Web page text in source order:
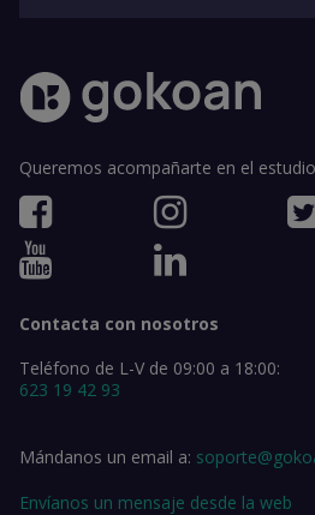
Queremos acompañarte en el
Contacta con nosotros
Teléfono de L-V de 09:00 a 18:00:
623 19 42 93
Mándanos un email a:
Envíanos un mensaje desde la web